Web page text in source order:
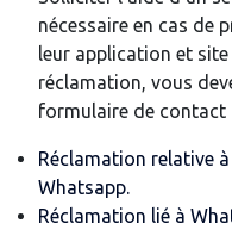
nécessaire en cas de
leur application et site
réclamation, vous
formulaire de contact
Réclamation relative
Whatsapp.
Réclamation lié à